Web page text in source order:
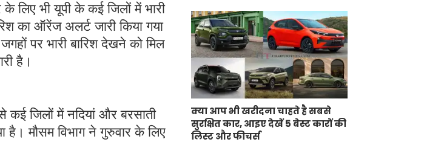
के लिए भी यूपी के कई जिलों में भारी
का ऑरेंज अलर्ट जारी किया गया
पर भारी बारिश देखने को मिल
है।
कई जिलों में नदियां और बरसाती
है। मौसम विभाग ने गुरुवार के लिए
क्या आप भी खरीदना चाहते है सबसे
सुरक्षित कार, आइए देखें 5 बेस्ट कारों की
लिस्ट और फीचर्स